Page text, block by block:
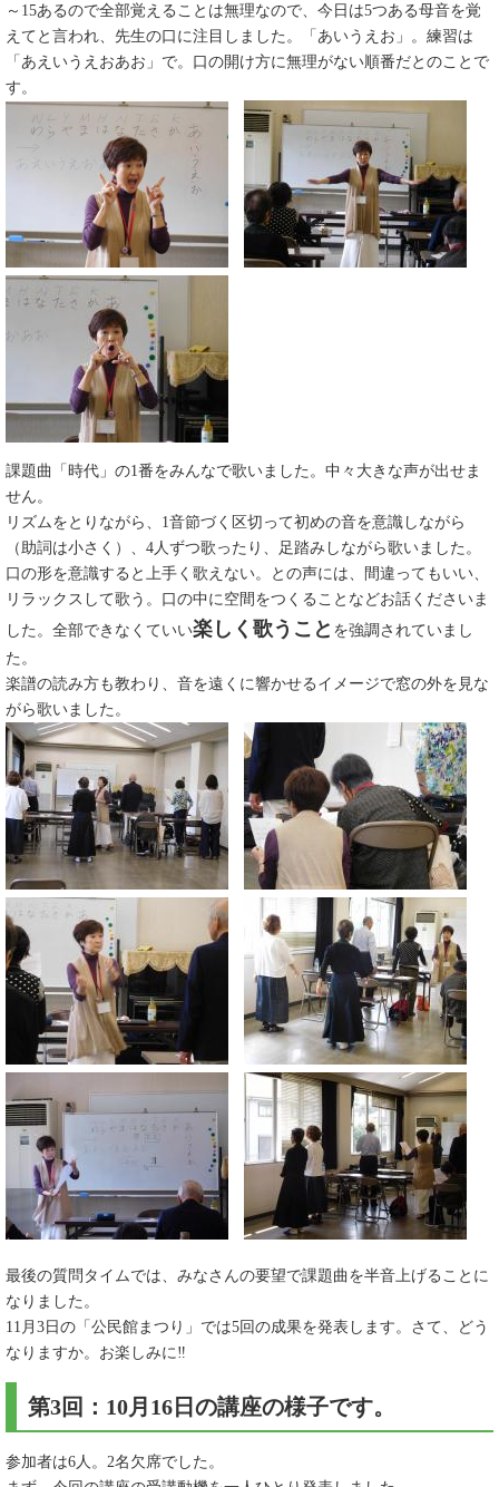
～15あるので全部覚えることは無理なので、今日は5つある母音を覚
えてと言われ、先生の口に注目しました。「あいうえお」。練習は
「あえいうえおあお」で。口の開け方に無理がない順番だとのことで
す。
課題曲「時代」の1番をみんなで歌いました。中々大きな声が出せま
せん。
リズムをとりながら、1音節づく区切って初めの音を意識しながら
（助詞は小さく）、4人ずつ歌ったり、足踏みしながら歌いました。
口の形を意識すると上手く歌えない。との声には、間違ってもいい、
リラックスして歌う。口の中に空間をつくることなどお話くださいま
した。全部できなくていい楽しく歌うこと を強調されていまし
た。
楽譜の読み方も教わり、音を遠くに響かせるイメージで窓の外を見な
がら歌いました。
最後の質問タイムでは、みなさんの要望で課題曲を半音上げることに
なりました。
11月3日の「公民館まつり」では5回の成果を発表します。さて、どう
なりますか。お楽しみに‼
第3回：10月16日の講座の様子です。
参加者は6人。2名欠席でした。